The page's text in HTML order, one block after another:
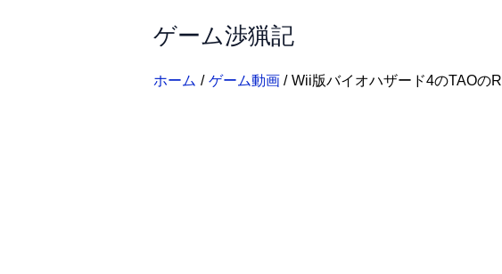
ゲーム渉猟記
ホーム ゲーム動画 Wii版バイオハザード4のTAOの